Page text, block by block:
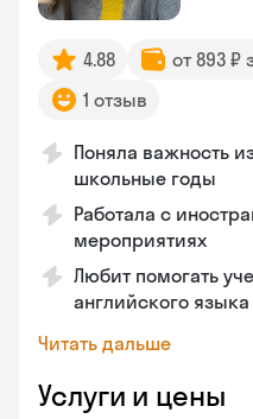
4.88 от 893 ₽
1 отзыв
Поняла важность
школьные годы
Работала с
мероприятиях
Любит помогать
английского языка
Читать дальше
Услуги и цены